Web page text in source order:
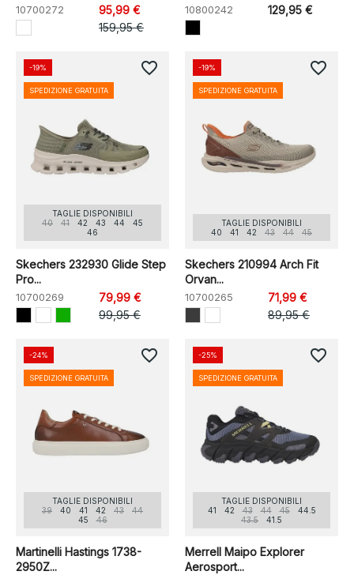
10700272
95,99 €
159,95 €
10800242 129,95 €
TAGLIE DISPONIBILI
40
41 42 43 44
45
46
Skechers 232930 Glide Step
Pro...
10700269
79,99 €
99,95 €
-19%
SPEDIZIONE GRATUITA
favorite_border
TAGLIE DISPONIBILI
40
41 42 43 44 45
Skechers 210994 Arch Fit
Orvan...
10700265
71,99 €
89,95 €
-19%
SPEDIZIONE GRATUITA
favorite_border
TAGLIE DISPONIBILI
39
40 41 42 43
44
45
46
Martinelli Hastings 1738-
2950Z...
-24%
SPEDIZIONE GRATUITA
favorite_border
TAGLIE DISPONIBILI
41
42 43 44 45
44.5
43.5
41.5
Merrell Maipo Explorer
Aerosport...
-25%
SPEDIZIONE GRATUITA
favorite_border